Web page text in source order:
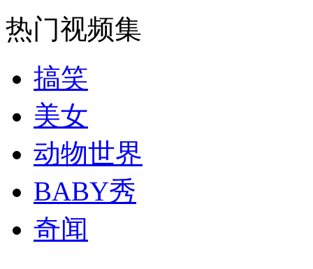
走！跟着总书记去植树
消防员救轻生者
司机酒驾遇交警 急速倒车逃窜
热门视频集
搞笑
美女
动物世界
BABY秀
奇闻